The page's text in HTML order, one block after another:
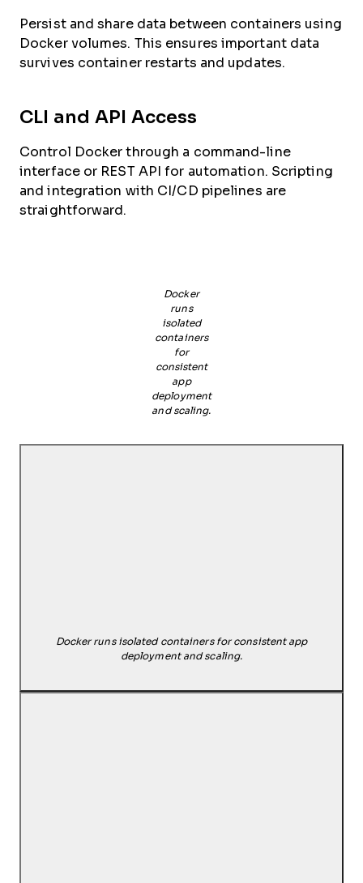
Persist and share data between containers using
Docker volumes. This ensures important data
survives container restarts and updates.
CLI and API Access
Control Docker through a command-line
interface or REST API for automation. Scripting
and integration with CI/CD pipelines are
straightforward.
Docker
runs
isolated
containers
for
consistent
app
deployment
and scaling.
Docker runs isolated containers for consistent app
deployment and scaling.